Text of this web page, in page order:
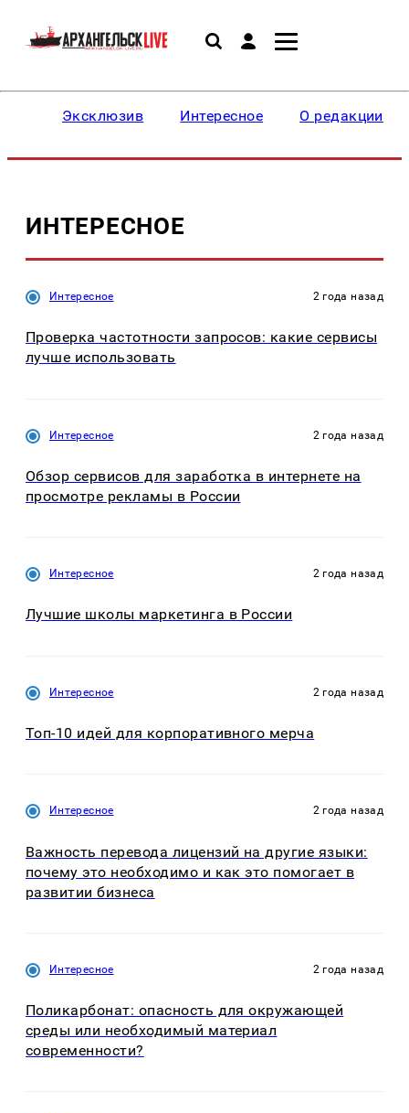
Эксклюзив Интересное О редакции
ИНТЕРЕСНОЕ
Интересное 2 года назад
Проверка частотности запросов: какие сервисы
лучше использовать
Интересное 2 года назад
Обзор сервисов для заработка в интернете на
просмотре рекламы в России
Интересное 2 года назад
Лучшие школы маркетинга в России
Интересное 2 года назад
Топ-10 идей для корпоративного мерча
Интересное 2 года назад
Важность перевода лицензий на другие языки:
почему это необходимо и как это помогает в
развитии бизнеса
Интересное 2 года назад
Поликарбонат: опасность для окружающей
среды или необходимый материал
современности?